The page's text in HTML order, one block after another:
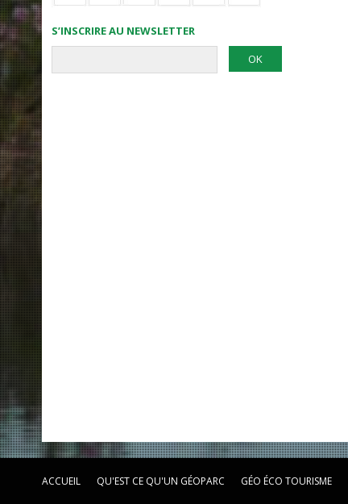
S’INSCRIRE AU NEWSLETTER
ACCUEIL QU'EST CE QU'UN GÉOPARC GÉO ÉCO TOURISME